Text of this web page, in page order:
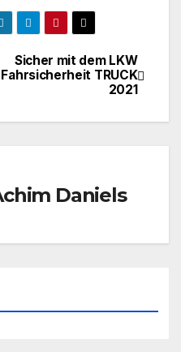
Sicher mit dem LKW
Fahrsicherheit TRUCK
2021
Daniels